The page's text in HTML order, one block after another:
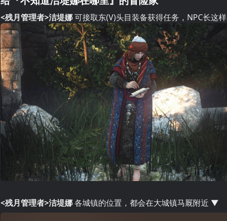
<残月管理者>洁堤娜可接取东(V)头目装备获得任务，NPC长
<残月管理者>洁堤娜各城镇的位置，都会在大城镇马厩附近 ▼